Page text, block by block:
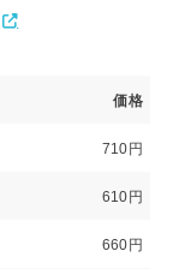
価格
710円
610円
660円